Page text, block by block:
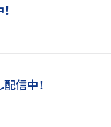
信中！